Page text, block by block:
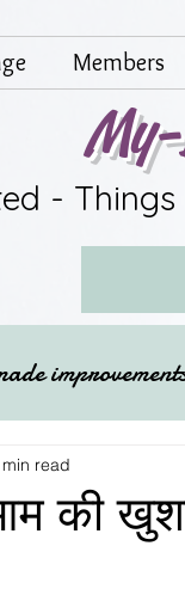
Members
My-
-
of India
की
read